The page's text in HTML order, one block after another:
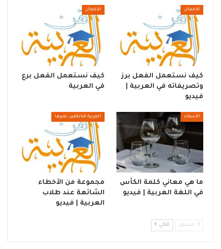
الأفعال
كيف نستعمل الفعل برز
وتصريفاته في العربية |
فيديو
الأفعال
كيف نستعمل الفعل برع
في العربية
الأسماء
ما هي معاني كلمة الكأس
في اللغة العربية | فيديو
العربية للناطقين بغيرها
مجموعة من الأخطاء
الشائعة عند طلاب
العربية | فيديو
السابق التالي